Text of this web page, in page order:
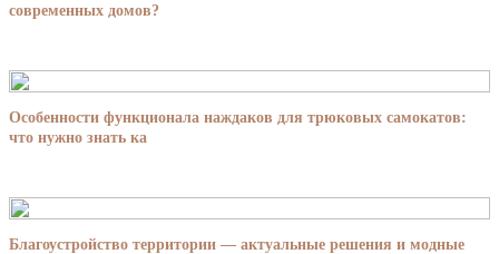
современных домов?
Особенности функционала наждаков для трюковых самокатов:
что нужно знать ка
Благоустройство территории — актуальные решения и модные